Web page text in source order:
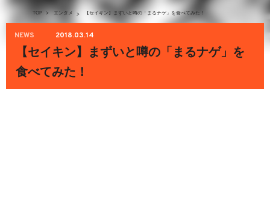
TOP > エンタメ > 【セイキン】まずいと噂の「まるナゲ」を食べてみた！
NEWS 2018.03.14
【セイキン】まずいと噂の「まるナゲ」を
食べてみた！